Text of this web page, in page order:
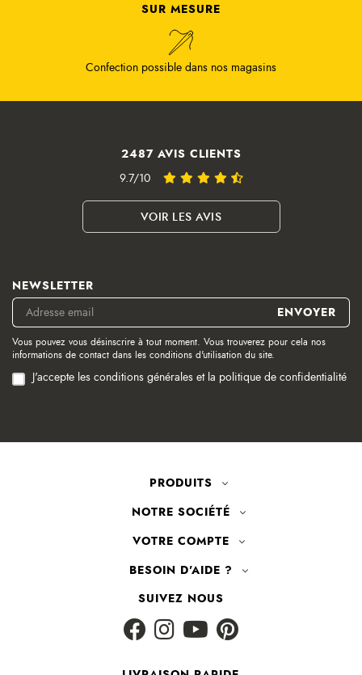
SUR MESURE
Confection possible dans nos magasins
2487 AVIS CLIENTS
9.7/10
VOIR LES AVIS
NEWSLETTER
Vous pouvez vous désinscrire à tout moment. Vous trouverez pour cela nos
informations de contact dans les conditions d'utilisation du site.
J'accepte les conditions générales et la politique de confidentialité
PRODUITS
NOTRE SOCIÉTÉ
VOTRE COMPTE
BESOIN D'AIDE ?
SUIVEZ NOUS